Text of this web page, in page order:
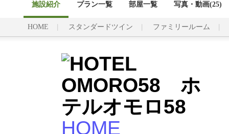
施設紹介 プラン一覧 部屋一覧 写真・動画(25)
HOME スタンダードツイン ファミリールーム
HOME